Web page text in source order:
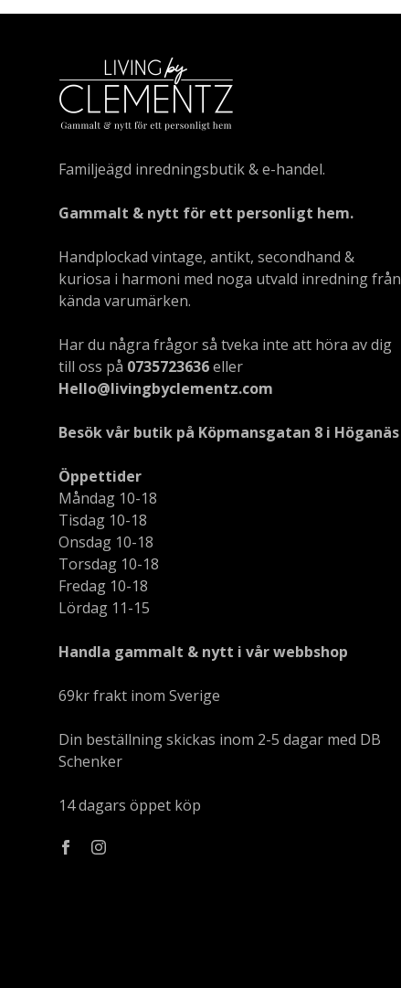
Familjeägd inredningsbutik & e-handel.
Gammalt & nytt för ett personligt hem.
Handplockad vintage, antikt, secondhand &
kuriosa i harmoni med noga utvald inredning från
kända varumärken.
Har du några frågor så tveka inte att höra av dig
till oss på 0735723636eller
Hello@livingbyclementz.com
Besök vår butik på Köpmansgatan 8 i Höganäs
Öppettider
Måndag 10-18
Tisdag 10-18
Onsdag 10-18
Torsdag 10-18
Fredag 10-18
Lördag 11-15
Handla gammalt & nytt i vår webbshop
69kr frakt inom Sverige
Din beställning skickas inom 2-5 dagar med DB
Schenker
14 dagars öppet köp